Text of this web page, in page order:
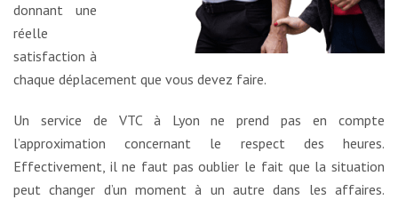
donnant une
réelle
satisfaction à
chaque déplacement que vous devez faire.
Un service de VTC à Lyon ne prend pas en compte
l’approximation concernant le respect des heures.
Effectivement, il ne faut pas oublier le fait que la situation
peut changer d’un moment à un autre dans les affaires.